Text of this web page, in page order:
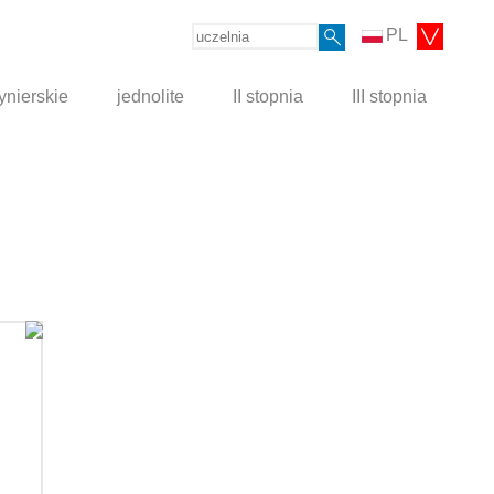
PL
jednolite II stopnia III stopnia